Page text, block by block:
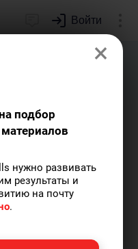
Войти
план
×
подбор
нужно развивать
результаты и
на почту
.